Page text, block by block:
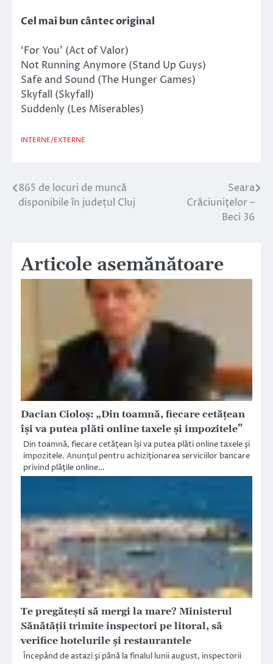
Cel mai bun cântec original
‘For You’ (Act of Valor)
Not Running Anymore (Stand Up Guys)
Safe and Sound (The Hunger Games)
Skyfall (Skyfall)
Suddenly (Les Miserables)
INTERNE/EXTERNE
Navigare
865 de locuri de muncă
disponibile în județul Cluj
Seara
Crăciuniţelor –
Beci 36
Articole asemănătoare
Dacian Cioloş: „Din toamnă, fiecare cetăţean
îşi va putea plăti online taxele şi impozitele”
Din toamnă, fiecare cetăţean îşi va putea plăti online taxele şi
impozitele. Anunţul pentru achiziţionarea serviciilor bancare
privind plăţile online…
Te pregăteşti să mergi la mare? Ministerul
Sănătăţii trimite inspectori pe litoral, să
verifice hotelurile şi restaurantele
Începând de astazi şi până la finalul lunii august, inspectorii